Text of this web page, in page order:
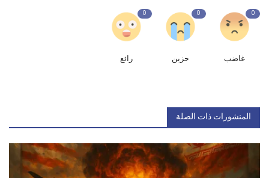
0
غاضب
0
حزين
0
رائع
المنشورات ذات الصلة